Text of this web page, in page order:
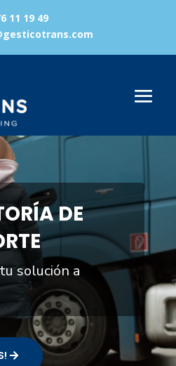
11 19 49
DE
solución a